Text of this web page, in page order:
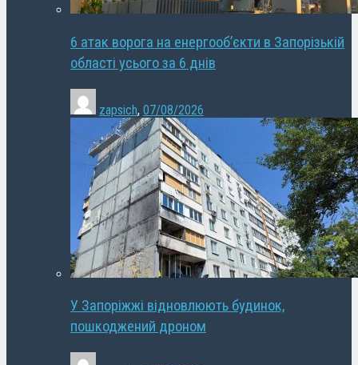
6 атак ворога на енергооб’єкти в Запорізькій
області усього за 6 днів
zapsich, 07/08/2026
У Запоріжжі відновлюють будинок,
пошкоджений дроном